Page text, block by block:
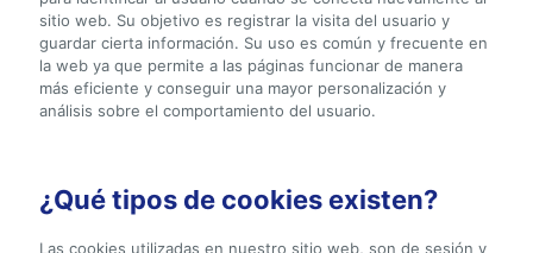
sitio web. Su objetivo es registrar la visita del usuario y
guardar cierta información. Su uso es común y frecuente en
la web ya que permite a las páginas funcionar de manera
más eficiente y conseguir una mayor personalización y
análisis sobre el comportamiento del usuario.
¿Qué tipos de cookies existen?
Las cookies utilizadas en nuestro sitio web, son de sesión y